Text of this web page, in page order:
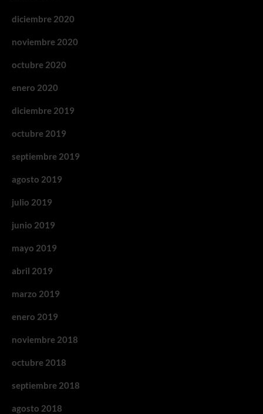
diciembre 2020
noviembre 2020
octubre 2020
enero 2020
diciembre 2019
octubre 2019
septiembre 2019
agosto 2019
julio 2019
junio 2019
mayo 2019
abril 2019
marzo 2019
enero 2019
noviembre 2018
octubre 2018
septiembre 2018
agosto 2018